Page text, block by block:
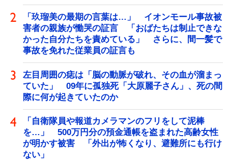
「玖瑠美の最期の言葉は…」 イオンモール事故被
害者の親族が慟哭の証言 「おばたちは制止できな
かった自分たちを責めている」 さらに、間一髪で
事故を免れた従業員の証言も
左目周囲の痣は「脳の動脈が破れ、その血が溜まっ
ていた」 09年に孤独死「大原麗子さん」、死の間
際に何が起きていたのか
「自衛隊員や報道カメラマンのフリをして泥棒
を…」 500万円分の預金通帳を盗まれた高齢女性
が明かす被害 「外出が怖くなり、避難所にも行け
ない」